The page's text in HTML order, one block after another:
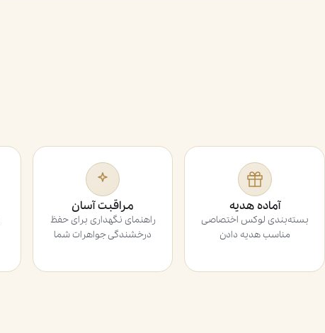
آماده هدیه
بسته‌بندی لوکس اختصاصی
مناسب هدیه دادن
مراقبت آسان
راهنمای نگهداری برای حفظ
درخشندگی جواهرات شما